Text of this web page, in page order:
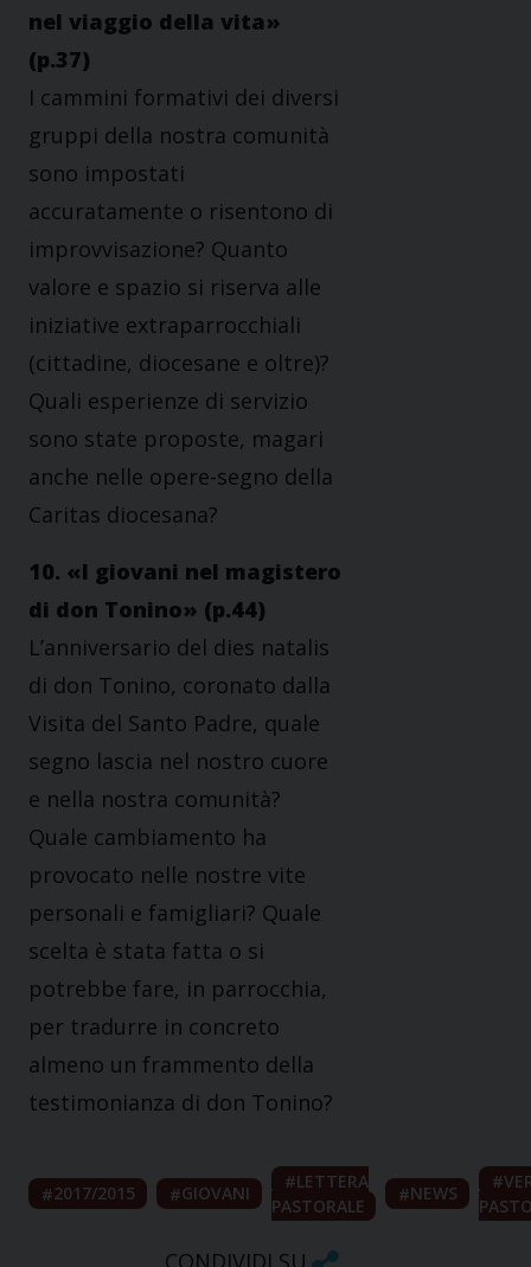
nel viaggio della vita»
(p.37)
I cammini formativi dei diversi
gruppi della nostra comunità
sono impostati
accuratamente o risentono di
improvvisazione? Quanto
valore e spazio si riserva alle
iniziative extraparrocchiali
(cittadine, diocesane e oltre)?
Quali esperienze di servizio
sono state proposte, magari
anche nelle opere-segno della
Caritas diocesana?
10. «I giovani nel magistero
di don Tonino» (p.44)
L’anniversario del dies natalis
di don Tonino, coronato dalla
Visita del Santo Padre, quale
segno lascia nel nostro cuore
e nella nostra comunità?
Quale cambiamento ha
provocato nelle nostre vite
personali e famigliari? Quale
scelta è stata fatta o si
potrebbe fare, in parrocchia,
per tradurre in concreto
almeno un frammento della
testimonianza di don Tonino?
2017/2015 GIOVANI
LETTERA
PASTORALE
NEWS
CONDIVIDI SU